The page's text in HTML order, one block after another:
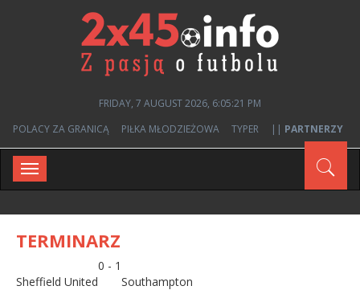
FRIDAY, 7 AUGUST 2026, 6:05:21 PM
POLACY ZA GRANICĄ
PIŁKA MŁODZIEŻOWA TYPER || PARTNERZY
Toggle
navigation
TERMINARZ
0 - 1
Sheffield United
Southampton